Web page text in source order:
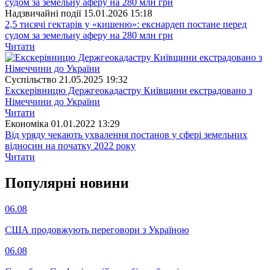
Надзвичайні події 15.01.2026 15:18
2,5 тисячі гектарів у «кишеню»: екснардеп постане перед
судом за земельну аферу на 280 млн грн
Читати
Суспiльство 21.05.2025 19:32
Екскерівницю Держгеокадастру Київщини екстрадовано з
Німеччини до України
Читати
Економіка 01.01.2022 13:29
Від уряду чекають ухвалення постанов у сфері земельних
відносин на початку 2022 року
Читати
Популярнi новини
06.08
США продовжують переговори з Україною
06.08